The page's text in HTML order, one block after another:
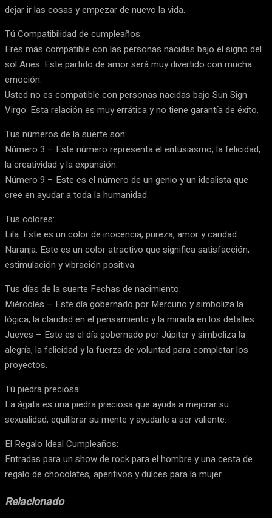
dejar ir las cosas y empezar de nuevo la vida.
Tú Compatibilidad de cumpleaños:
Eres más compatible con las personas nacidas bajo el signo del
sol Aries: Este partido de amor será muy divertido con mucha
emoción.
Usted no es compatible con personas nacidas bajo Sun Sign
Virgo: Esta relación es muy errática y no tiene garantía de éxito.
Tus números de la suerte son:
Número 3 – Este número representa el entusiasmo, la felicidad,
la creatividad y la expansión.
Número 9 – Este es el número de un genio y un idealista que
cree en ayudar a toda la humanidad.
Tus colores:
Lila: Este es un color de inocencia, pureza, amor y caridad.
Naranja: Este es un color atractivo que significa satisfacción,
estimulación y vibración positiva.
Tus días de la suerte Fechas de nacimiento:
Miércoles – Este día gobernado por Mercurio y simboliza la
lógica, la claridad en el pensamiento y la mirada en los detalles.
Jueves – Este es el día gobernado por Júpiter y simboliza la
alegría, la felicidad y la fuerza de voluntad para completar los
proyectos.
Tú piedra preciosa:
La ágata es una piedra preciosa que ayuda a mejorar su
sexualidad, equilibrar su mente y ayudarle a ser valiente.
El Regalo Ideal Cumpleaños:
Entradas para un show de rock para el hombre y una cesta de
regalo de chocolates, aperitivos y dulces para la mujer.
Relacionado